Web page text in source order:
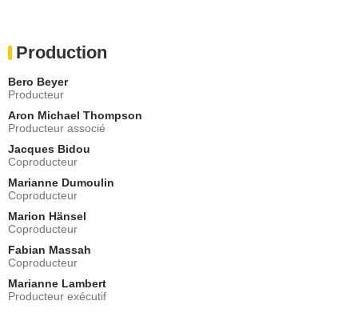
Production
Bero Beyer
Producteur
Aron Michael Thompson
Producteur associé
Jacques Bidou
Coproducteur
Marianne Dumoulin
Coproducteur
Marion Hänsel
Coproducteur
Fabian Massah
Coproducteur
Marianne Lambert
Producteur exécutif